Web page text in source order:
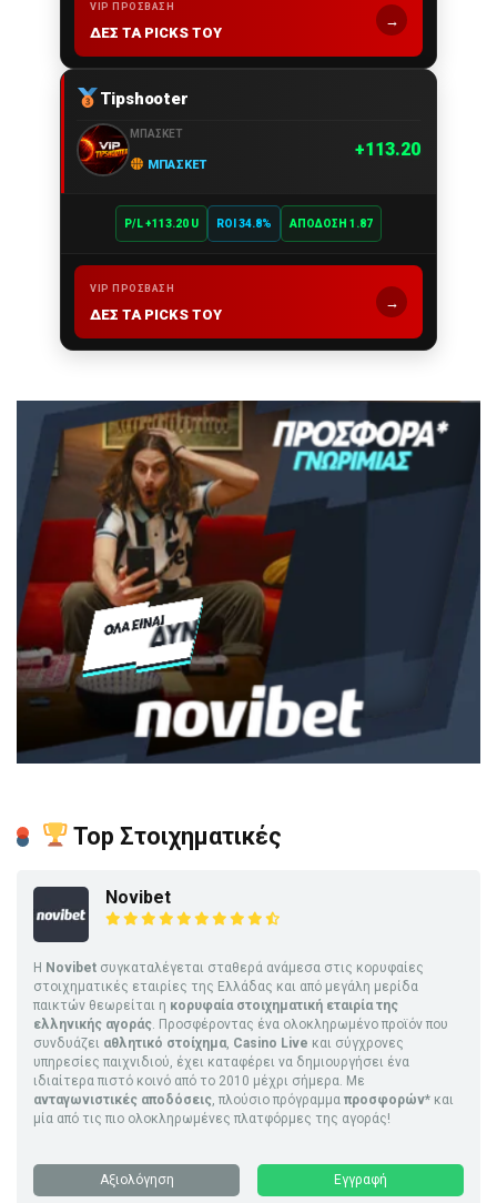
VIP ΠΡΌΣΒΑΣΗ
ΔΕΣ ΤΑ PICKS ΤΟΥ
→
Tipshooter
ΜΠΆΣΚΕΤ
ΜΠΆΣΚΕΤ
113.20
P/L +113.20 U ROI 34.8% ΑΠΌΔΟΣΗ 1.87
VIP ΠΡΌΣΒΑΣΗ
ΔΕΣ ΤΑ PICKS ΤΟΥ
→
Top Στοιχηματικές
Novibet
Η Novibet συγκαταλέγεται σταθερά ανάμεσα στις κορυφαίες
στοιχηματικές εταιρίες της Ελλάδας και από μεγάλη μερίδα
παικτών θεωρείται η κορυφαία στοιχηματική εταιρία της
ελληνικής αγοράς . Προσφέροντας ένα ολοκληρωμένο προϊόν που
συνδυάζει αθλητικό στοίχημα Casino Live και σύγχρονες
υπηρεσίες παιχνιδιού, έχει καταφέρει να δημιουργήσει ένα
ιδιαίτερα πιστό κοινό από το 2010 μέχρι σήμερα. Με
ανταγωνιστικές αποδόσεις , πλούσιο πρόγραμμα προσφορών* και
μία από τις πιο ολοκληρωμένες πλατφόρμες της αγοράς!
Αξιολόγηση
Εγγραφή